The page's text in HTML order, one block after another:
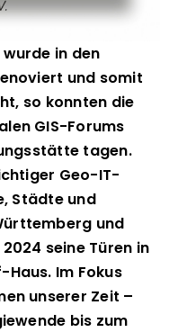
in den
und somit
so konnten die
GIS-Forums
tagen.
Geo-IT-
Städte und
und
seine Türen in
Im Fokus
unserer Zeit –
bis zum